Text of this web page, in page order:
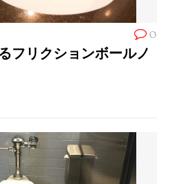
0
フリクションボールノ